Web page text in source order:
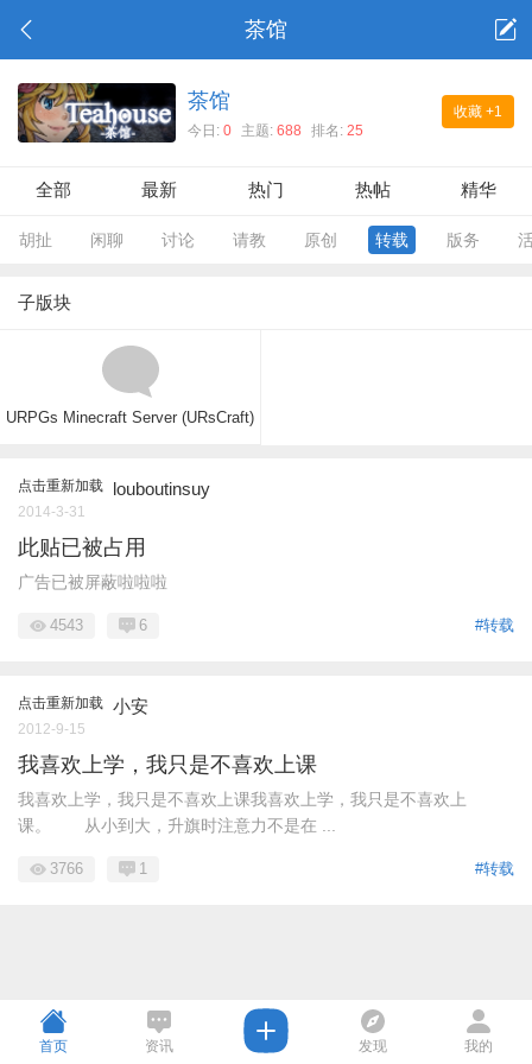
茶馆
收藏 +1
茶馆
今日:0 主题:688 排名:25
全部 最新 热门 热帖 精华
胡扯 闲聊 讨论 请教 原创 转载 版务
子版块
URPGs Minecraft Server (URsCraft)
点击重新加载 louboutinsuy
2014-3-31
此贴已被占用
广告已被屏蔽啦啦啦
#转载
4543 6
点击重新加载 小安
2012-9-15
我喜欢上学，我只是不喜欢上课
我喜欢上学，我只是不喜欢上课我喜欢上学，我只是不喜欢上
课。 从小到大，升旗时注意力不是在 ...
#转载
3766 1
首页 资讯 发现 我的